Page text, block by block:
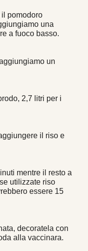
pomodoro
una
a fuoco basso.
un
2,7 litri per i
il riso e
mentre il resto a
utilizzate riso
essere 15
decoratela con
alla vaccinara.